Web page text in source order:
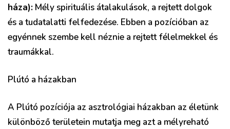
háza): Mély spirituális átalakulások, a rejtett dolgok
és a tudatalatti felfedezése. Ebben a pozícióban az
egyénnek szembe kell néznie a rejtett félelmekkel és
traumákkal.
Plútó a házakban
A Plútó pozíciója az asztrológiai házakban az életünk
különböző területein mutatja meg azt a mélyreható